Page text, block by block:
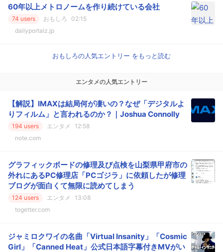
60年以上メトロノームを作り続けている会社
74 users おもしろ
02:15
dailyportalz.jp
おもしろの人気エントリー をもっと読む
エンタメの人気エントリー
【解説】IMAXは結局何が凄いの？なぜ「デジタルよ
りフィルム」と言われるのか？｜Joshua Connolly
194 users エンタメ
12:58
note.com
グラフィックボードの修理及び点検を山梨県甲府市の
外れにあるPC修理店「PCゴジラ」に依頼したが修理
ブログが面白くて無限に読めてしまう
124 users エンタメ
13:08
togetter.com
ジャミロクワイの名曲「Virtual Insanity」「Cosmic
Girl」「Canned Heat」公式日本語字幕付きMVがい